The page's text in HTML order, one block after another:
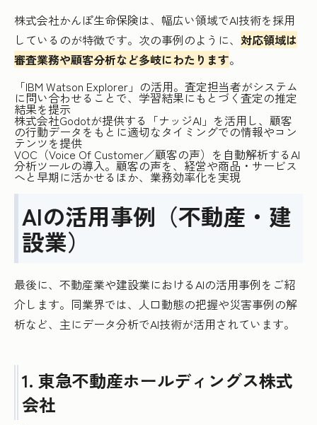
株式会社かんぽ生命保険は、幅広い領域でAI技術を採用
しているのが特徴です。次の事例のように、 対応領域は
審査業務や顧客分析など多岐にわたります。
「IBM Watson Explorer」の活用。査定担当者がシステム
に問い合わせることで、学習結果にもとづく査定の推定
結果を提示
株式会社Godotが提供する「ナッジAI」を活用し、顧客
の行動データをもとに適切なタイミングでの情報やコン
テンツを提供
VOC（Voice Of Customer／顧客の声）を自動解析するAI
分析ツールの導入。顧客の声を、経営や商品・サービス
へと早期に活かせるほか、業務効率化を実現
AIの活用事例（不動産・建
設業）
最後に、不動産業や建設業におけるAIの活用事例をご紹
介します。同業界では、人口動態の把握や災害事例の解
析など、主にデータ分析でAI技術が活用されています。
1. 東急不動産ホールディングス株式
会社